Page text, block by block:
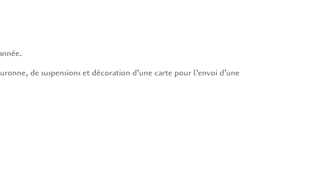
de suspensions et décoration d’une carte pour l’envoi d’une